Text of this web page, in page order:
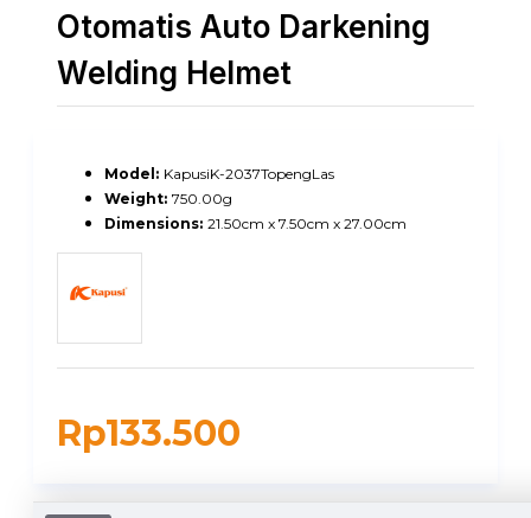
Otomatis Auto Darkening
Welding Helmet
Rp133.500
Model: KapusiK-2037TopengLas
Weight: 750.00g
Dimensions: 21.50cm x 7.50cm x 27.00cm